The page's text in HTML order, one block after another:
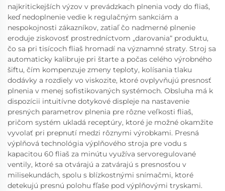
najkritickejších výzov v prevádzkach plnenia vody do fliaš,
keď nedoplnenie vedie k regulačným sankciám a
nespokojnosti zákazníkov, zatiaľ čo nadmerné plnenie
eroduje ziskovosť prostredníctvom „darovania“ produktu,
čo sa pri tisícoch fliaš hromadí na významné straty. Stroj sa
automaticky kalibruje pri štarte a počas celého výrobného
šiftu, čím kompenzuje zmeny teploty, kolísania tlaku
dodávky a rozdiely vo viskozite, ktoré ovplyvňujú presnosť
plnenia v menej sofistikovaných systémoch. Obsluha má k
dispozícii intuitívne dotykové displeje na nastavenie
presných parametrov plnenia pre rôzne veľkosti fliaš,
pričom systém ukladá receptúry, ktoré je možné okamžite
vyvolať pri prepnutí medzi rôznymi výrobkami. Presná
výplňová technológia výplňového stroja pre vodu s
kapacitou 60 fliaš za minútu využíva servoregulované
ventily, ktoré sa otvárajú a zatvárajú s presnosťou v
milisekundách, spolu s blízkostnými snímačmi, ktoré
detekujú presnú polohu fľaše pod výplňovými tryskami.